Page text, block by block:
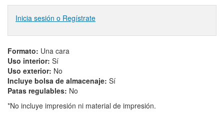
Inicia sesión o Regístrate
Formato: Una cara
Uso interior: Sí
Uso exterior: No
Incluye bolsa de almacenaje: Sí
Patas regulables: No
*No incluye impresión ni material de impresión.